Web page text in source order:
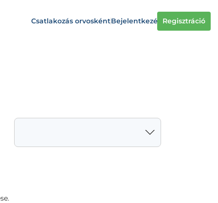
Csatlakozás orvoskéntBejelentkezés Regisztráció